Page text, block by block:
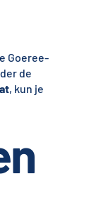
Goeree-
de
, kun je